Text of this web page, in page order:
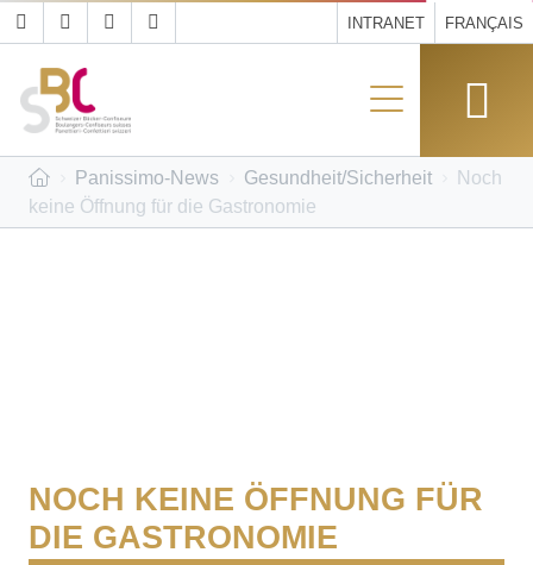
INTRANET FRANÇAIS
Panissimo-News Gesundheit/Sicherheit
Noch
keine Öffnung für die Gastronomie
NOCH KEINE ÖFFNUNG FÜR
DIE GASTRONOMIE